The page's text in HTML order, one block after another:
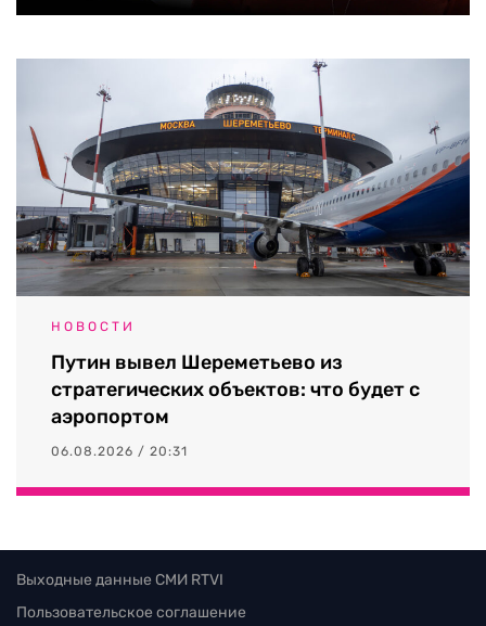
НОВОСТИ
Путин вывел Шереметьево из
стратегических объектов: что будет с
аэропортом
06.08.2026 / 20:31
Выходные данные СМИ RTVI
Пользовательское соглашение